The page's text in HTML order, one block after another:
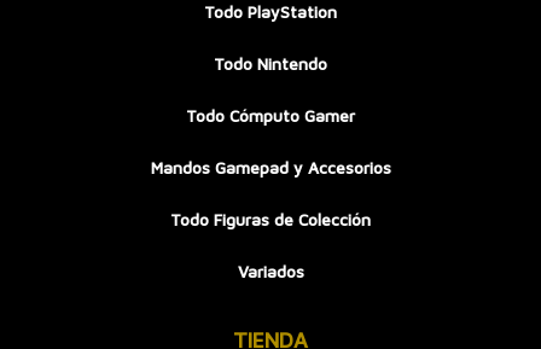
Todo PlayStation
Todo Nintendo
Todo Cómputo Gamer
Mandos Gamepad y Accesorios
Todo Figuras de Colección
Variados
TIENDA